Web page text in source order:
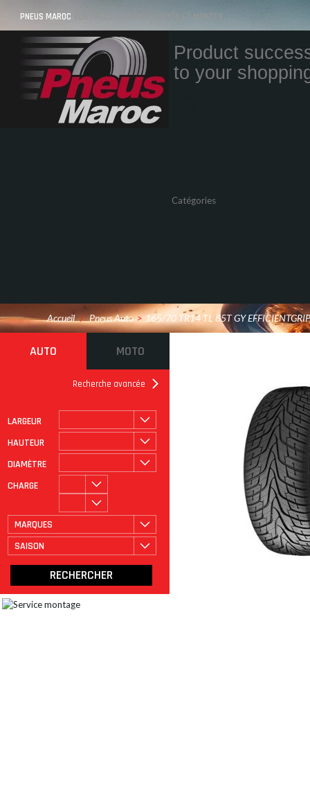
PNEUS MAROC VOS PNEUS AU MAROC LIVRÉS ET MONTÉS
Product
to your
Catégories
Accueil / Pneus Auto > 165/70 TR14 TL 85T GY
AUTO MOTO
Recherche avancée
LARGEUR
HAUTEUR
DIAMÈTRE
CHARGE
MARQUES
SAISON
ROULAGE À PLAT